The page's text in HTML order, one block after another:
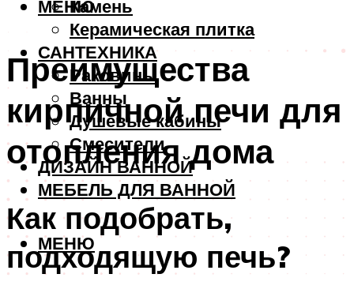
Камень
Керамическая плитка
САНТЕХНИКА
Раковины
Ванны
Душевые кабины
Смесители
ДИЗАЙН ВАННОЙ
МЕБЕЛЬ ДЛЯ ВАННОЙ
МЕНЮ
МЕНЮ
Преимущества
кирпичной печи для
отопления дома
Как подобрать,
подходящую печь?